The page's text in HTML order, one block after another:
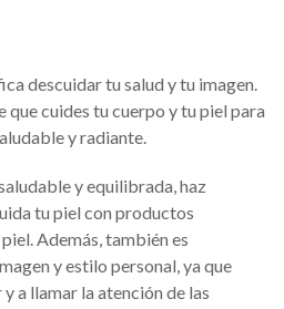
descuidar tu salud y tu imagen.
cuides tu cuerpo y tu piel para
y radiante.
y equilibrada, haz
tu piel con productos
Además, también es
y estilo personal, ya que
a llamar la atención de las